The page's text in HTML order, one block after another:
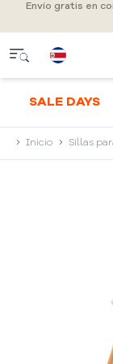
Envío gratis en
SALE DAYS
Inicio Sillas